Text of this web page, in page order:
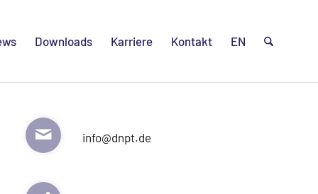
Downloads Karriere Kontakt EN
info@dnpt.de